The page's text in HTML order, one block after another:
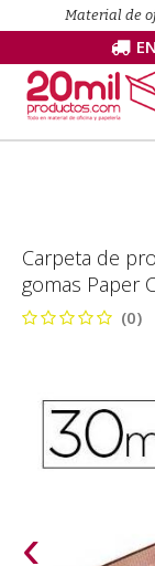
Material de
Carpeta de
gomas Paper
(0)
‹